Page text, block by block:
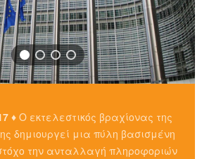
♦ Ο εκτελεστικός βραχίονας της
δημιουργεί μια πύλη βασισμένη
την ανταλλαγή πληροφοριών